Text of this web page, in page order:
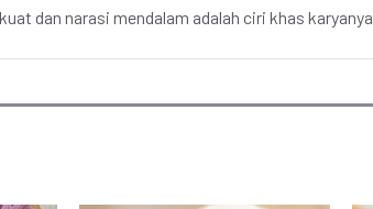
dan narasi mendalam adalah ciri khas karyanya